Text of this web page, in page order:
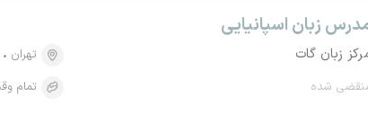
زبان اسپانیایی
زبان گات
شده
تهران
تمام